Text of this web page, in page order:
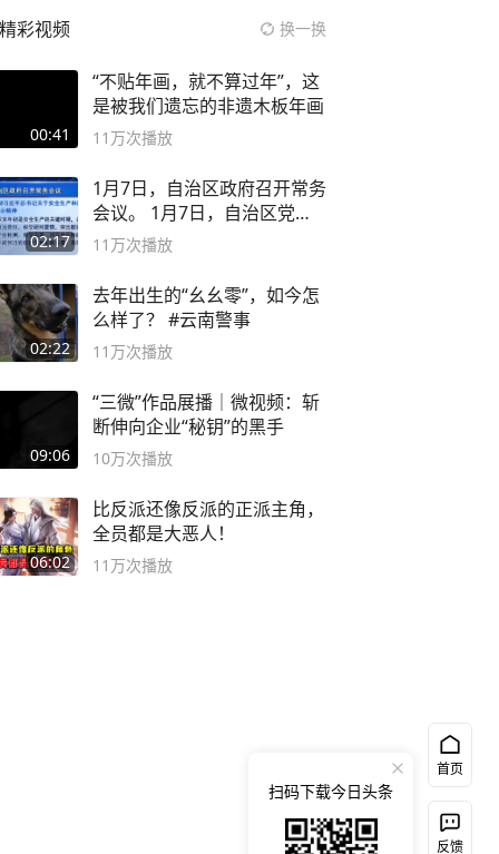
精彩视频 换一换
00:41
“不贴年画，就不算过年”，这
是被我们遗忘的非遗木板年画
11万次播放
02:17
1月7日，自治区政府召开常务
会议。 1月7日，自治区党委
副书记
11万次播放
02:22
去年出生的“幺幺零”，如今怎
么样了？ #云南警事
11万次播放
09:06
“三微”作品展播｜微视频：斩
断伸向企业“秘钥”的黑手
10万次播放
06:02
比反派还像反派的正派主角，
全员都是大恶人！
11万次播放
首页
反馈
扫码下载今日头条